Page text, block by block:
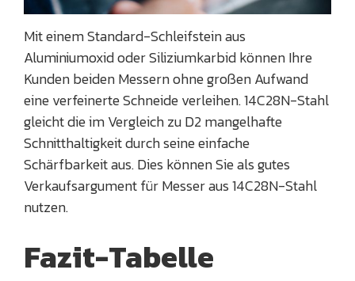
Mit einem Standard-Schleifstein aus
Aluminiumoxid oder Siliziumkarbid können Ihre
Kunden beiden Messern ohne großen Aufwand
eine verfeinerte Schneide verleihen. 14C28N-Stahl
gleicht die im Vergleich zu D2 mangelhafte
Schnitthaltigkeit durch seine einfache
Schärfbarkeit aus. Dies können Sie als gutes
Verkaufsargument für Messer aus 14C28N-Stahl
nutzen.
Fazit-Tabelle